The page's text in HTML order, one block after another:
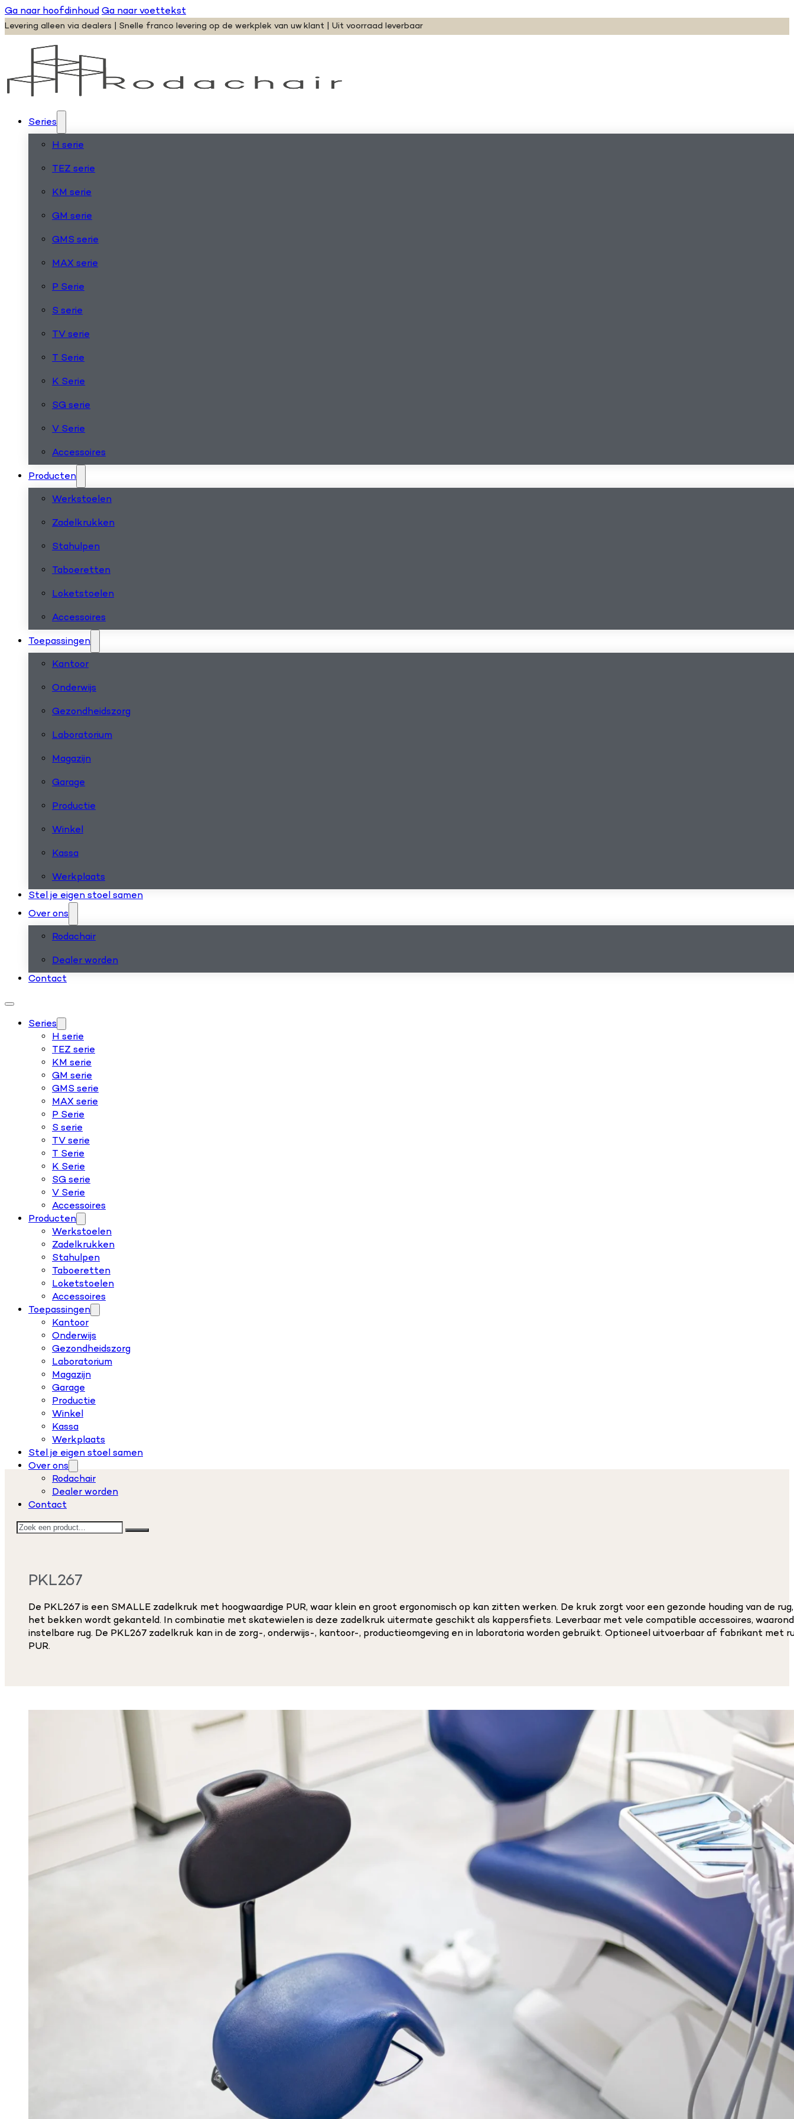
Ga naar hoofdinhoudGa naar voettekst
Levering alleen via dealers | Snelle franco levering op de werkplek van uw klant | Uit voorraad leverbaar
Series
H serie
TEZ serie
KM serie
GM serie
GMS serie
MAX serie
P Serie
S serie
TV serie
T Serie
K Serie
SG serie
V Serie
Accessoires
Producten
Werkstoelen
Zadelkrukken
Stahulpen
Taboeretten
Loketstoelen
Accessoires
Toepassingen
Kantoor
Onderwijs
Gezondheidszorg
Laboratorium
Magazijn
Garage
Productie
Winkel
Kassa
Werkplaats
Stel je eigen stoel samen
Over ons
Rodachair
Dealer worden
Contact
Series
H serie
TEZ serie
KM serie
GM serie
GMS serie
MAX serie
P Serie
S serie
TV serie
T Serie
K Serie
SG serie
V Serie
Accessoires
Producten
Werkstoelen
Zadelkrukken
Stahulpen
Taboeretten
Loketstoelen
Accessoires
Toepassingen
Kantoor
Onderwijs
Gezondheidszorg
Laboratorium
Magazijn
Garage
Productie
Winkel
Kassa
Werkplaats
Stel je eigen stoel samen
Over ons
Rodachair
Dealer worden
Contact
Zoeken
PKL267
De PKL267 is een SMALLE zadelkruk met hoogwaardige PUR, waar klein en groot ergonomisch op kan zitten werken. De kruk zorgt voor een gezonde houding van de
het bekken wordt gekanteld. In combinatie met skatewielen is deze zadelkruk uitermate geschikt als kappersfiets. Leverbaar met vele compatible accessoires,
instelbare rug. De PKL267 zadelkruk kan in de zorg-, onderwijs-, kantoor-, productieomgeving en in laboratoria worden gebruikt. Optioneel uitvoerbaar af fabrikant met
PUR.